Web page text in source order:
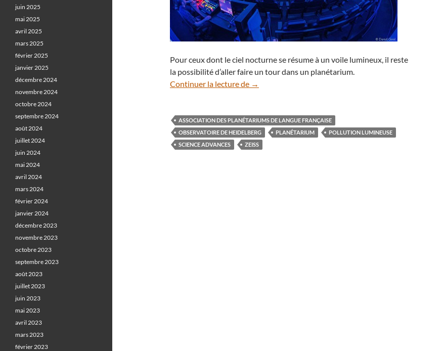
Pour ceux dont le ciel nocturne se résume à un voile lumineux, il reste
la possibilité d’aller faire un tour dans un planétarium.
Continuer la lecture de Le planétarium, une alternative pour découvrir les étoiles
→
ASSOCIATION DES PLANÉTARIUMS DE LANGUE FRANÇAISE
OBSERVATOIRE DE HEIDELBERG
PLANÉTARIUM
POLLUTION LUMINEUSE
SCIENCE ADVANCES
ZEISS
juin 2025
mai 2025
avril 2025
mars 2025
février 2025
janvier 2025
décembre 2024
novembre 2024
octobre 2024
septembre 2024
août 2024
juillet 2024
juin 2024
mai 2024
avril 2024
mars 2024
février 2024
janvier 2024
décembre 2023
novembre 2023
octobre 2023
septembre 2023
août 2023
juillet 2023
juin 2023
mai 2023
avril 2023
mars 2023
février 2023